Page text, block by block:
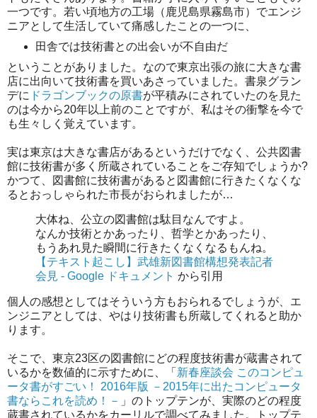
一つです。若い頃地方の工場（鹿児島県霧島市）でエンジ
ニアとして生活していて痛感したことの一つに、
田舎では技術書との出会いが不自由だ
ということがありました。なので東京出張の旅に大きな書
店に出向いて技術書を買いあさっていました。書泉グラン
デに ドラゴンブックの原書が平積みにされていたのを見た
のは今から20年以上前のことですが、私はその衝撃を今で
も生々しく覚えています。
実は東京は大きな書店があるというだけでなく、公共図書
館に技術書が多く所蔵されていることをご存知でしょうか?
かつて、図書館に技術書があると図書館に行きたくなくな
るとおっしゃられた市長がおられましたが…
大体ね、公立の図書館は駄目なんですよ。
なんか技術とかあったり、哲学とかあったり、
もうあれ見た瞬間に行きたくなくなるもんね。
【テキスト起こし】武雄新図書館構想発表記者
会見 - Google ドキュメント から引用
個人の感想としてはそういう方もおられるでしょうが、エ
ンジニアとしては、やはり技術書も所蔵してくれると助か
ります。
そこで、東京23区の図書館にどの程度技術書が蔵書されて
いるかを数値的に示すために、「 新春座談会 このコンピュ
ータ書がすごい！ 2016年版 －2015年に出たコンピュータ
書ならこれを読め！－ 」のトップテンが、実際のどの程度
蔵書されているかをカーリルで調べてみました。トップテ